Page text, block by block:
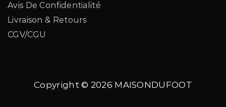
Avis De Confidentialité
Livraison & Retours
CGV/CGU
Copyright © 2026 MAISONDUFOOT